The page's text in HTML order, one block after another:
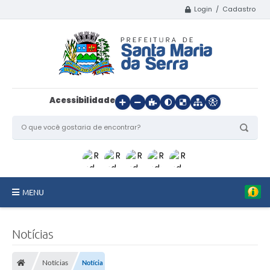
Login / Cadastro
Acessibilidade
MENU
Departamentos
Notícias
Notícias Notícia